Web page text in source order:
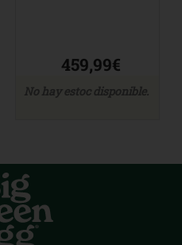
459,99€
No hay estoc disponible.